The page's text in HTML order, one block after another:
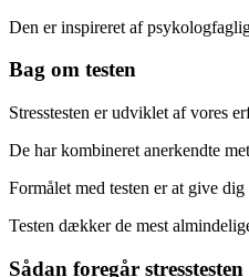
Den er inspireret af
Bag om testen
Stresstesten er udviklet af vores
De har kombineret anerkendte
Formålet med testen er at give
Testen dækker de mest
Sådan foregår stresstesten